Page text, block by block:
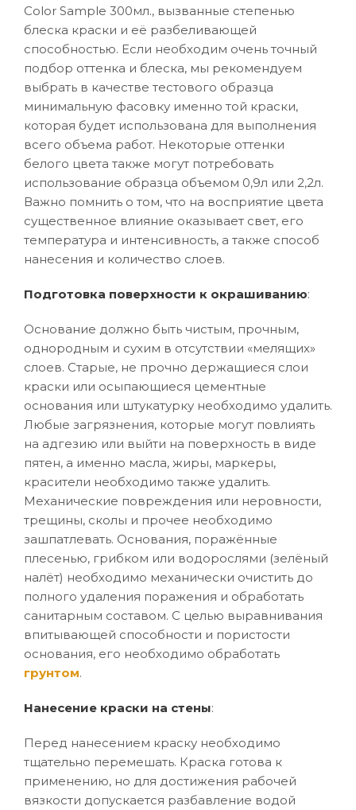
Color Sample 300мл., вызванные степенью
блеска краски и её разбеливающей
способностью. Если необходим очень точный
подбор оттенка и блеска, мы рекомендуем
выбрать в качестве тестового образца
минимальную фасовку именно той краски,
которая будет использована для выполнения
всего объема работ. Некоторые оттенки
белого цвета также могут потребовать
использование образца объемом 0,9л или 2,2л.
Важно помнить о том, что на восприятие цвета
существенное влияние оказывает свет, его
температура и интенсивность, а также способ
нанесения и количество слоев.
Подготовка поверхности к окрашиванию:
Основание должно быть чистым, прочным,
однородным и сухим в отсутствии «мелящих»
слоев. Старые, не прочно держащиеся слои
краски или осыпающиеся цементные
основания или штукатурку необходимо удалить.
Любые загрязнения, которые могут повлиять
на адгезию или выйти на поверхность в виде
пятен, а именно масла, жиры, маркеры,
красители необходимо также удалить.
Механические повреждения или неровности,
трещины, сколы и прочее необходимо
зашпатлевать. Основания, поражённые
плесенью, грибком или водорослями (зелёный
налёт) необходимо механически очистить до
полного удаления поражения и обработать
санитарным составом. С целью выравнивания
впитывающей способности и пористости
основания, его необходимо обработать
грунтом.
Нанесение краски на стены:
Перед нанесением краску необходимо
тщательно перемешать. Краска готова к
применению, но для достижения рабочей
вязкости допускается разбавление водой